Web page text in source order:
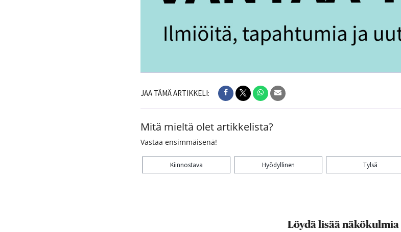
JAA TÄMÄ ARTIKKELI:
Mitä mieltä olet artikkelista?
Vastaa ensimmäisenä!
Kiinnostava Hyödyllinen Tylsä
Löydä lisää näkökulmia